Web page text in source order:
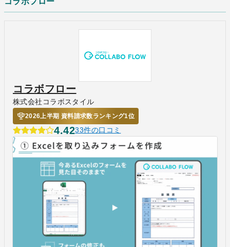
コラボフロー
株式会社コラボスタイル
2026上半期 資料請求数ランキング1位
4.4233件の口コミ